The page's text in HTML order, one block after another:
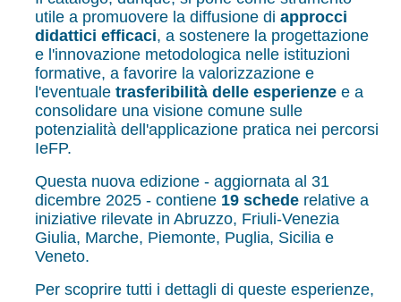
utile a promuovere la diffusione di approcci
didattici efficaci, a sostenere la progettazione
e l'innovazione metodologica nelle istituzioni
formative, a favorire la valorizzazione e
l'eventuale trasferibilità delle esperienze e a
consolidare una visione comune sulle
potenzialità dell'applicazione pratica nei percorsi
IeFP.
Questa nuova edizione - aggiornata al 31
dicembre 2025 - contiene 19 schede relative a
iniziative rilevate in Abruzzo, Friuli-Venezia
Giulia, Marche, Piemonte, Puglia, Sicilia e
Veneto.
Per scoprire tutti i dettagli di queste esperienze,